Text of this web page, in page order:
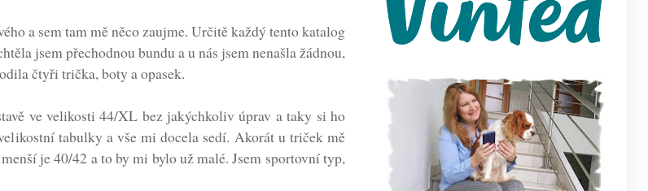
a sem tam mě něco zaujme. Určitě každý tento katalog
jsem přechodnou bundu a u nás jsem nenašla žádnou,
čtyři trička, boty a opasek.
ve velikosti 44/XL bez jakýchkoliv úprav a taky si ho
tabulky a vše mi docela sedí. Akorát u triček mě
je 40/42 a to by mi bylo už malé. Jsem sportovní typ,